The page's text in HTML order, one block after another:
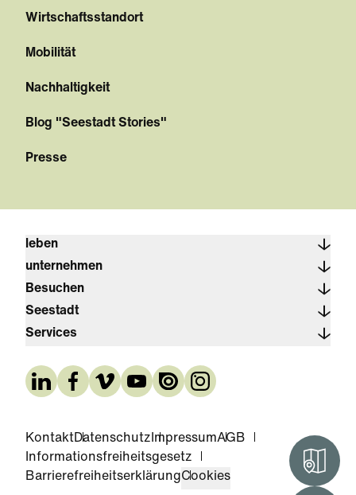
Wirtschaftsstandort
Mobilität
Nachhaltigkeit
Blog "Seestadt Stories"
Presse
leben
unternehmen
Besuchen
Seestadt
Services
KontaktDatenschutz ImpressumAGB
Informationsfreiheitsgesetz
BarrierefreiheitserklärungCookies